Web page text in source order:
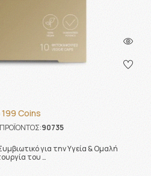
199 Coins
90735
για την Υγεία & Ομαλή
του …